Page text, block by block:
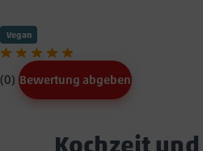
Vegan
(0) Bewertung abgeben
TextKochzeit